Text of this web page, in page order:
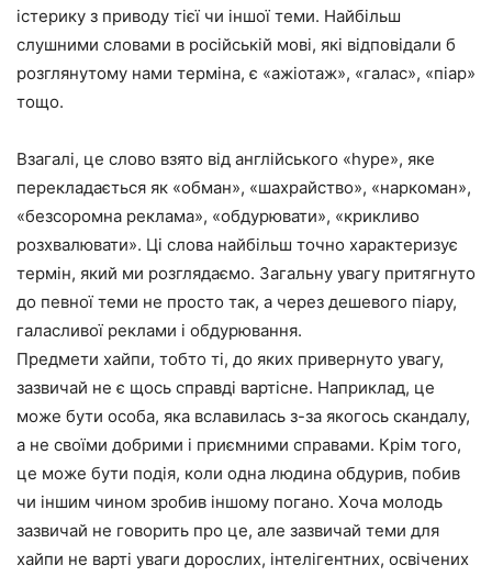
істерику з приводу тієї чи іншої теми. Найбільш
слушними словами в російській мові, які відповідали б
розглянутому нами терміна, є «ажіотаж», «галас», «піар»
тощо.
Взагалі, це слово взято від англійського «hype», яке
перекладається як «обман», «шахрайство», «наркоман»,
«безсоромна реклама», «обдурювати», «крикливо
розхвалювати». Ці слова найбільш точно характеризує
термін, який ми розглядаємо. Загальну увагу притягнуто
до певної теми не просто так, а через дешевого піару,
галасливої реклами і обдурювання.
Предмети хайпи, тобто ті, до яких привернуто увагу,
зазвичай не є щось справді вартісне. Наприклад, це
може бути особа, яка вславилась з-за якогось скандалу,
а не своїми добрими і приємними справами. Крім того,
це може бути подія, коли одна людина обдурив, побив
чи іншим чином зробив іншому погано. Хоча молодь
зазвичай не говорить про це, але зазвичай теми для
хайпи не варті уваги дорослих, інтелігентних, освічених